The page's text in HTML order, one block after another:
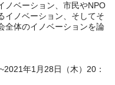
ノベーション、市民やNPO
イノベーション、そしてそ
全体のイノベーションを論
年1月28日（木）20：